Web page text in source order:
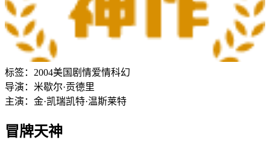
标签： 2004美国 剧情爱情科幻
导演： 米歇尔·贡德里
主演： 金·凯瑞凯特·温斯莱特
冒牌天神